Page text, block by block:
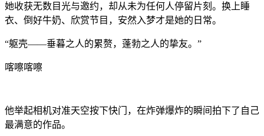
她收获无数目光与邀约，却从未为任何人停留片刻。换上睡
衣、倒好牛奶、欣赏节目，安然入梦才是她的日常。
“躯壳——垂暮之人的累赘，蓬勃之人的挚友。”
喀嚓喀嚓
他举起相机对准天空按下快门，在炸弹爆炸的瞬间拍下了自己
最满意的作品。